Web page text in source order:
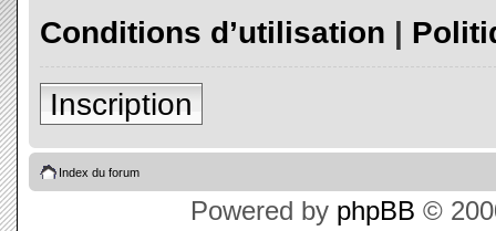
Conditions d’utilisation |
Inscription
Index du forum
Powered by phpBB ©